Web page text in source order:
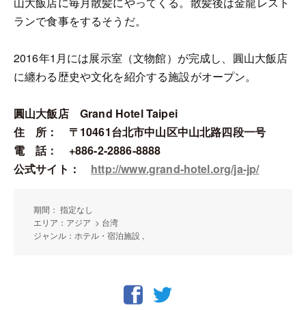
ランで食事をするそうだ。
2016年1月には展示室（文物館）が完成し、圓山大飯店
に纏わる歴史や文化を紹介する施設がオープン。
圓山大飯店 Grand Hotel Taipei
住 所： 〒10461台北市中山区中山北路四段一号
電 話： +886-2-2886-8888
公式サイト： http://www.grand-hotel.org/ja-jp/
期間： 指定なし
エリア：アジア > 台湾
ジャンル：ホテル・宿泊施設 ,